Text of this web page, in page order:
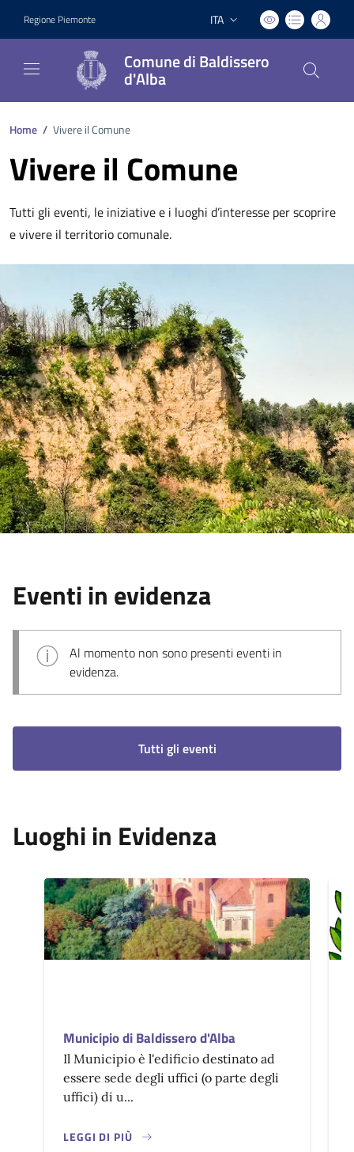
Regione Piemonte Lingua attiva:
ITA
Comune di Baldissero
d'Alba
Home / Vivere il Comune
Vivere il Comune
Tutti gli eventi, le iniziative e i luoghi d’interesse per scoprire
e vivere il territorio comunale.
Eventi in evidenza
Al momento non sono presenti eventi in
evidenza.
Tutti gli eventi
Luoghi in Evidenza
Municipio di Baldissero d'Alba
Il Municipio è l'edificio destinato ad
essere sede degli uffici (o parte degli
uffici) di u...
LEGGI DI PIÙ